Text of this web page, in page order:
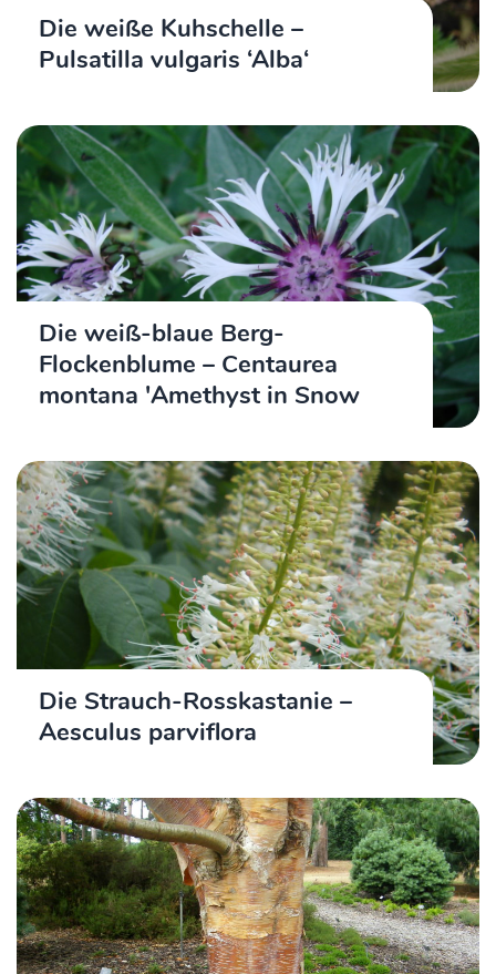
Die weiße Kuhschelle –
Pulsatilla vulgaris ‘Alba‘
Die weiß-blaue Berg-
Flockenblume – Centaurea
montana 'Amethyst in Snow
Die Strauch-Rosskastanie –
Aesculus parviflora